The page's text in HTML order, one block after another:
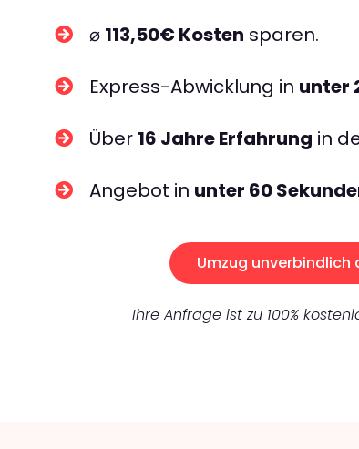
⌀ 113,50€ Kosten sparen.
Express-Abwicklung in unter
Über 16 Jahre Erfahrung in
Angebot in unter 60
Umzug unverbindlich
Ihre Anfrage ist zu 100%